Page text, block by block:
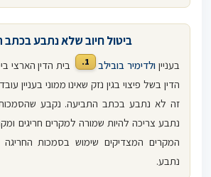
ביטול חיוב שלא נתבע בכתב
בעניין ולדימיר בובילב 1.
בית הדין הארצי
הדין בשל פיצוי בגין נזק שאינו ממוני בעניין
זה לא נתבע בכתב התביעה. נקבע
נתבע צריכה להיות שמורה למקרים חריגים
המקרים המצדיקים שימוש בסמכות
נתבע.